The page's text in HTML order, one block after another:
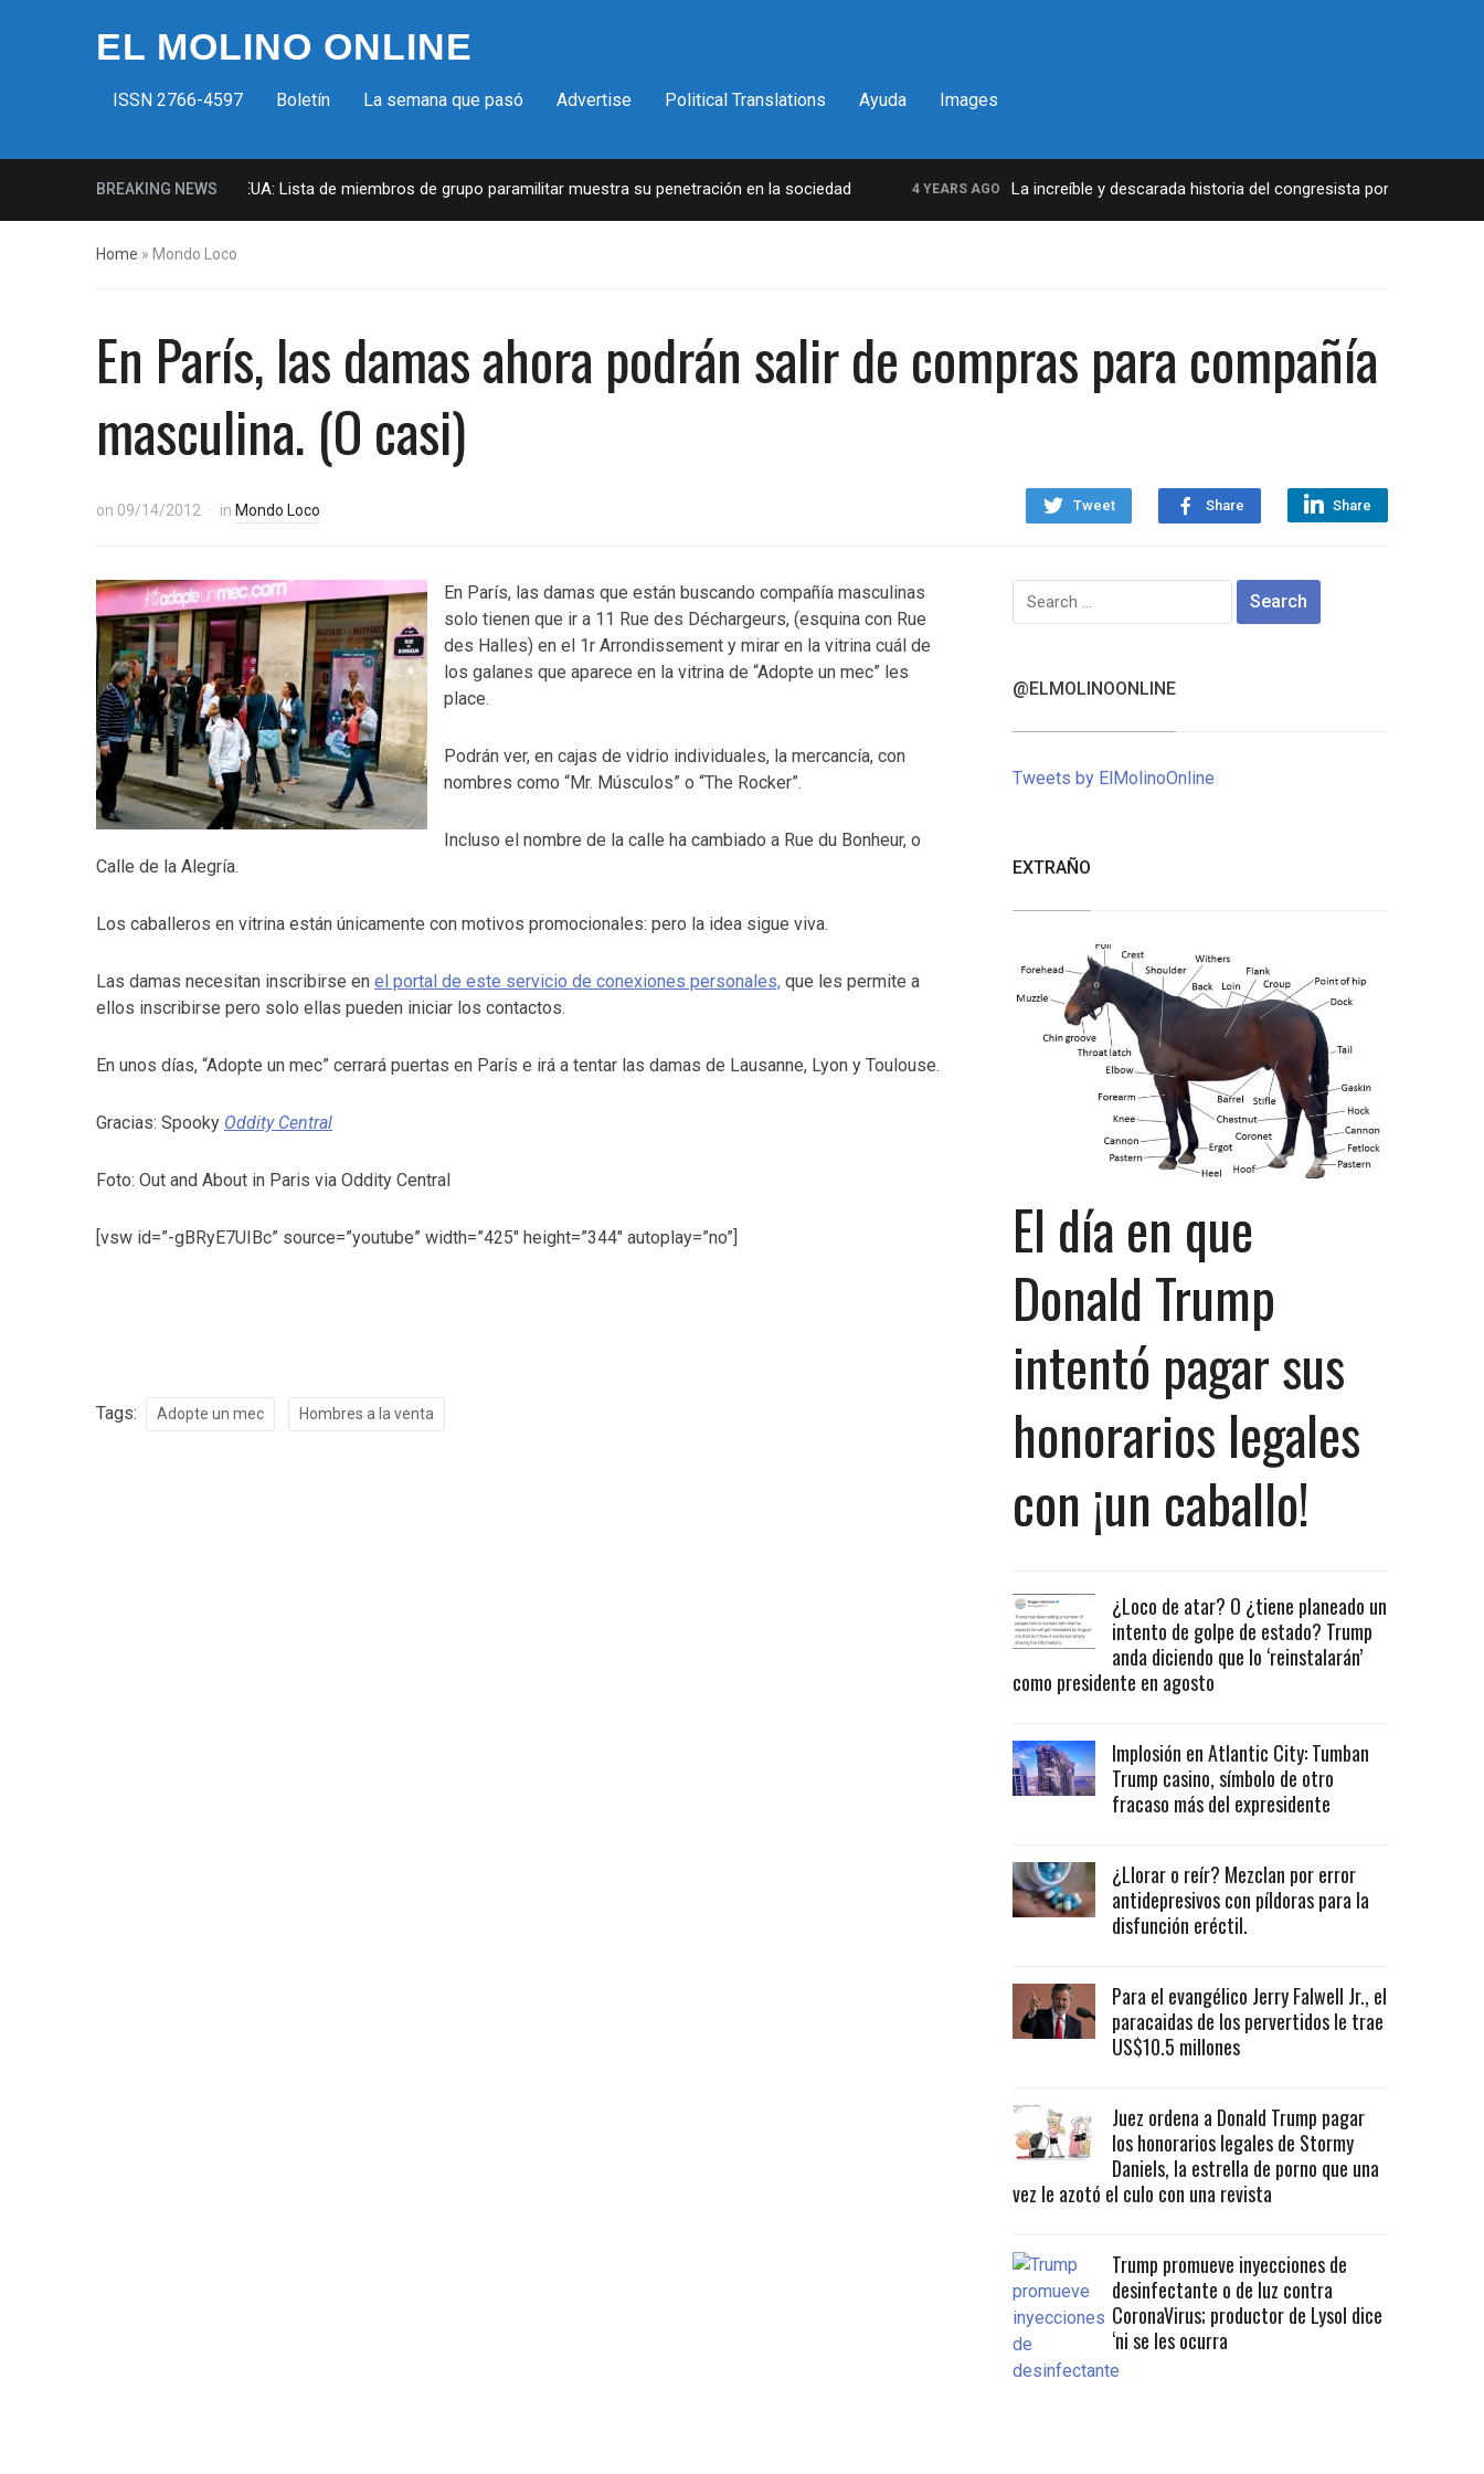
EL MOLINO ONLINE
ISSN 2766-4597 Boletín La semana que pasó Advertise Political Translations Ayuda Images
BREAKING NEWS
Milicias fascistas en EUA: Lista de miembros de grupo paramilitar muestra su penetración en la sociedad 4 YEARS AGO La increíble y descarada historia del congresista por NY George
Home » Mondo Loco
En París, las damas ahora podrán salir de compras para compañía
masculina. (O casi)
Tweet Share Share
on 09/14/2012 in Mondo Loco
En París, las damas que están buscando compañía masculinas
solo tienen que ir a 11 Rue des Déchargeurs, (esquina con Rue
des Halles) en el 1r Arrondissement y mirar en la vitrina cuál de
los galanes que aparece en la vitrina de “Adopte un mec” les
place.
Podrán ver, en cajas de vidrio individuales, la mercancía, con
nombres como “Mr. Músculos” o “The Rocker”.
Incluso el nombre de la calle ha cambiado a Rue du Bonheur, o
Calle de la Alegría.
Los caballeros en vitrina están únicamente con motivos promocionales: pero la idea sigue viva.
Las damas necesitan inscribirse en el portal de este servicio de conexiones personales, que les permite a
ellos inscribirse pero solo ellas pueden iniciar los contactos.
En unos días, “Adopte un mec” cerrará puertas en París e irá a tentar las damas de Lausanne, Lyon y Toulouse.
Gracias: Spooky Oddity Central
Foto: Out and About in Paris via Oddity Central
[vsw id=”-gBRyE7UIBc” source=”youtube” width=”425″ height=”344″ autoplay=”no”]
Tags: Adopte un mec Hombres a la venta
Search
for:
@ELMOLINOONLINE
Tweets by ElMolinoOnline
EXTRAÑO
El día en que
Donald Trump
intentó pagar sus
honorarios legales
con ¡un caballo!
¿Loco de atar? O ¿tiene planeado un
intento de golpe de estado? Trump
anda diciendo que lo ‘reinstalarán’
como presidente en agosto
Implosión en Atlantic City: Tumban
Trump casino, símbolo de otro
fracaso más del expresidente
¿Llorar o reír? Mezclan por error
antidepresivos con píldoras para la
disfunción eréctil.
Para el evangélico Jerry Falwell Jr., el
paracaidas de los pervertidos le trae
US$10.5 millones
Juez ordena a Donald Trump pagar
los honorarios legales de Stormy
Daniels, la estrella de porno que una
vez le azotó el culo con una revista
Trump promueve inyecciones de
desinfectante o de luz contra
CoronaVirus; productor de Lysol dice
‘ni se les ocurra